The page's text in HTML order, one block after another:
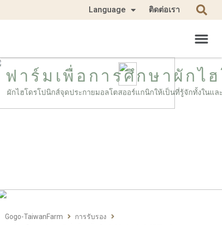
Language ติดต่อเรา
ผักไฮโดรโปนิกส์จุดประกายมอลโตสออร์แกนิกให้เป็นที่รู้จักทั้งในแล
ฟาร์มเพื่อการศึกษาผักไ
Gogo-TaiwanFarm
การรับรอง